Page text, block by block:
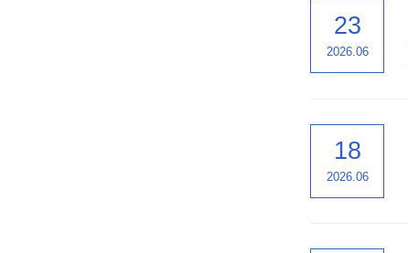
23
2026.06
18
2026.06